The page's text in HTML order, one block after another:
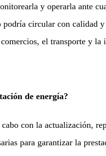
y operarla ante
circular con calidad
el transporte y la
de energía?
con la actualización,
para garantizar la